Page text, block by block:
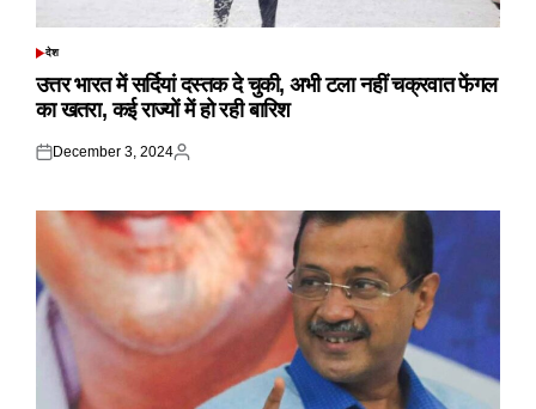
POSTED
देश
उत्तर भारत में सर्दियां दस्तक दे चुकी, अभी टला नहीं चक्रवात फेंगल
का खतरा, कई राज्यों में हो रही बारिश
Posted
December 3, 2024
Posted